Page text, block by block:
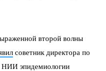
второй волны
советник директора по
НИИ эпидемиологии